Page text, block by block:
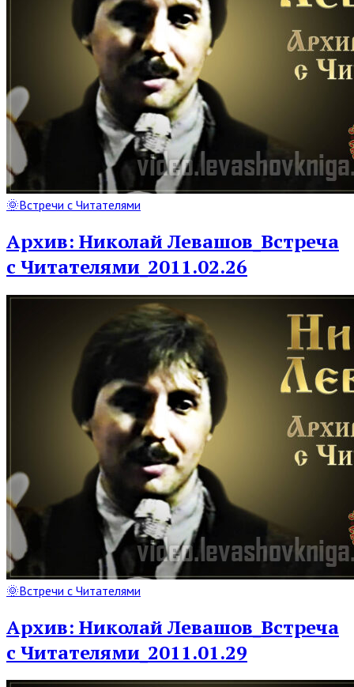
Read
Post
🌞Встречи с Читателями
Архив: Николай Левашов_Встреча
с Читателями_2011.02.26
Read
Post
🌞Встречи с Читателями
Архив: Николай Левашов_Встреча
с Читателями_2011.01.29